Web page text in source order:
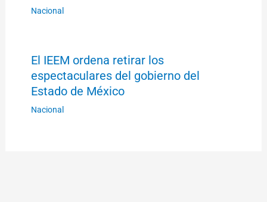
Nacional
El IEEM ordena retirar los
espectaculares del gobierno del
Estado de México
Nacional